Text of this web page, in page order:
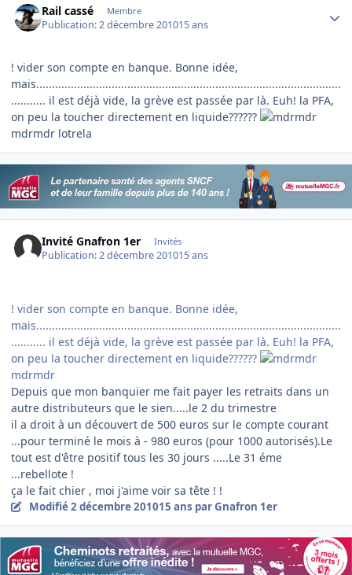
Rail cassé Membre
Publication:2 décembre 201015 ans
! vider son compte en banque. Bonne idée,
mais.................................................................................................
........... il est déjà vide, la grève est passée par là. Euh! la PFA,
on peu la toucher directement en liquide??????
mdrmdr lotrela
Invité Gnafron 1er Invités
Publication:2 décembre 201015 ans
! vider son compte en banque. Bonne idée,
mais.................................................................................................
........... il est déjà vide, la grève est passée par là. Euh! la PFA,
on peu la toucher directement en liquide??????
mdrmdr
Depuis que mon banquier me fait payer les retraits dans un
autre distributeurs que le sien.....le 2 du trimestre
il a droit à un découvert de 500 euros sur le compte courant
...pour terminé le mois à - 980 euros (pour 1000 autorisés).Le
tout est d'être positif tous les 30 jours .....Le 31 éme
...rebellote !
ça le fait chier , moi j'aime voir sa tête ! !
Modifié2 décembre 201015 ans par Gnafron 1er